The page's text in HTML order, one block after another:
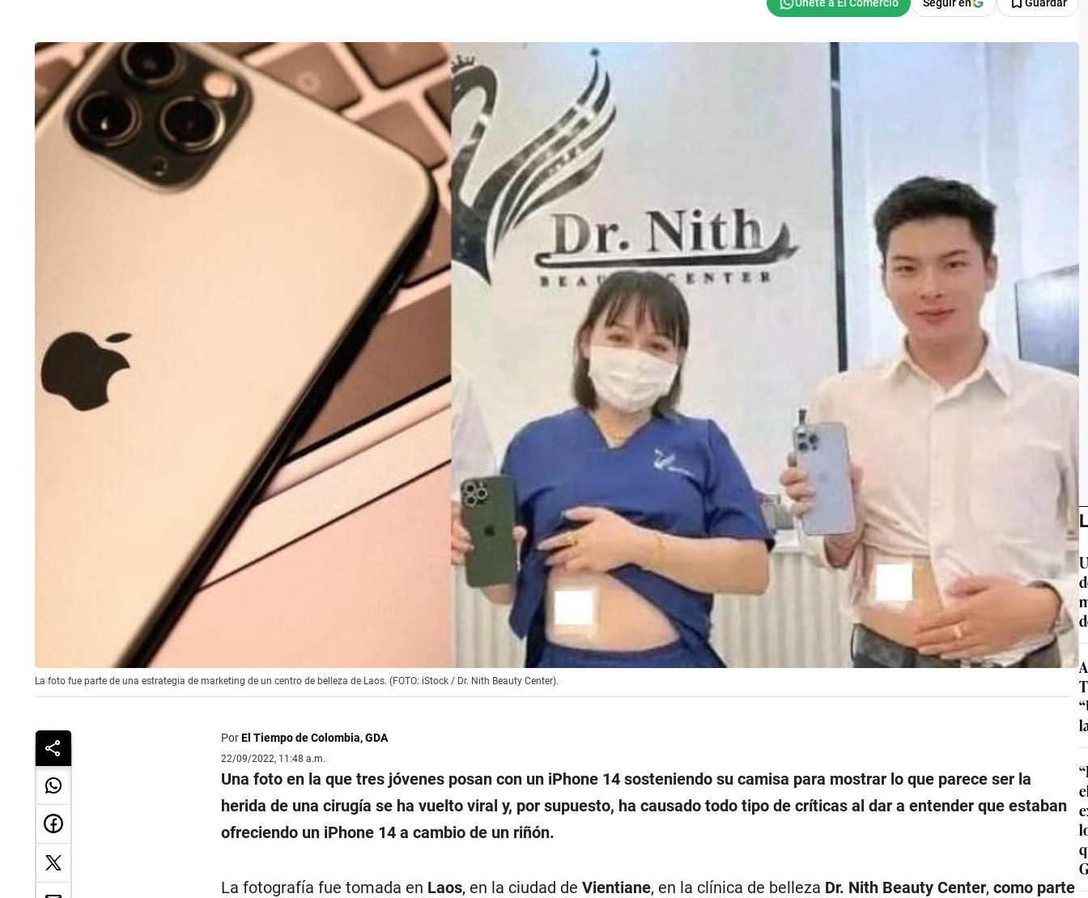
La foto fue parte de una estrategia de marketing de un centro de belleza de Laos. (FOTO: iStock / Dr. Nith Beauty Center).
PorEl Tiempo de Colombia, GDA
22/09/2022, 11:48 a.m.
Una foto en la que tres jóvenes posan con un iPhone 14 sosteniendo su camisa para mostrar lo que parece ser la
herida de una cirugía se ha vuelto viral y, por supuesto, ha causado todo tipo de críticas al dar a entender que estaban
ofreciendo un iPhone 14 a cambio de un riñón.
La fotografía fue tomada en Laos, en la ciudad deVientiane, en la clínica de belleza Dr. Nith Beauty Center,como parte